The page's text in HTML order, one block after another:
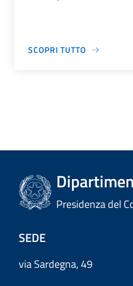
SCOPRI TUTTO
Presidenza del
SEDE
via Sardegna, 49